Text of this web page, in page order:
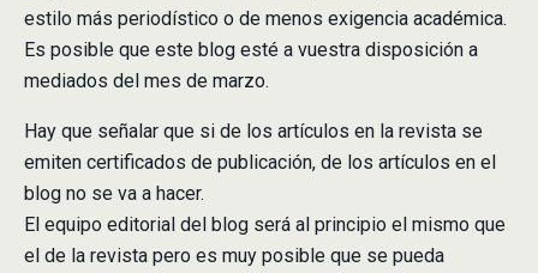
estilo más periodístico o de menos exigencia académica.
Es posible que este blog esté a vuestra disposición a
mediados del mes de marzo.
Hay que señalar que si de los artículos en la revista se
emiten certificados de publicación, de los artículos en el
blog no se va a hacer.
El equipo editorial del blog será al principio el mismo que
el de la revista pero es muy posible que se pueda